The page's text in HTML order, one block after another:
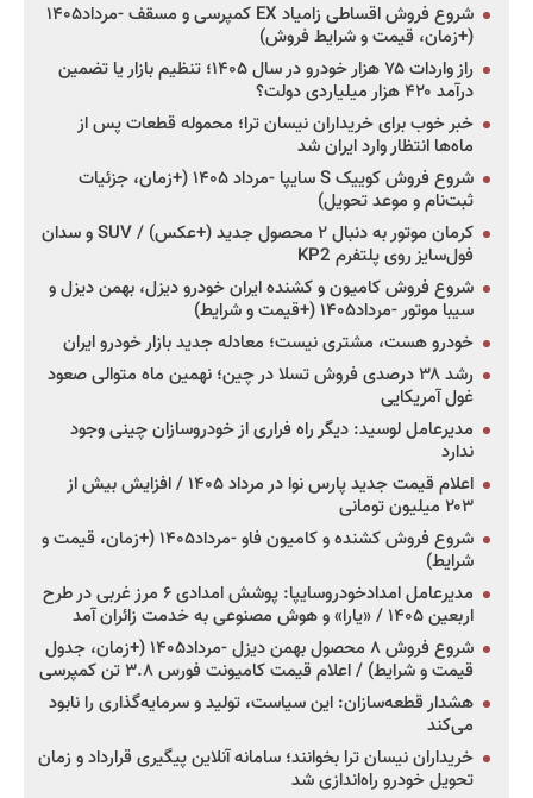
شروع فروش اقساطی زامیاد EX کمپرسی و مسقف -مرداد۱۴۰۵
(+زمان، قیمت و شرایط فروش)
راز واردات ۷۵ هزار خودرو در سال ۱۴۰۵؛ تنظیم بازار یا تضمین
درآمد ۴۲۰ هزار میلیاردی دولت؟
خبر خوب برای خریداران نیسان ترا؛ محموله قطعات پس از
ماه‌ها انتظار وارد ایران شد
شروع فروش کوییک S سایپا -مرداد ۱۴۰۵ (+زمان، جزئیات
ثبت‌نام و موعد تحویل)
کرمان موتور به دنبال ۲ محصول جدید (+عکس) / SUV و سدان
فول‌سایز روی پلتفرم KP2
شروع فروش کامیون و کشنده ایران خودرو دیزل، بهمن دیزل و
سیبا موتور -مرداد۱۴۰۵ (+قیمت و شرایط)
خودرو هست، مشتری نیست؛ معادله جدید بازار خودرو ایران
رشد ۳۸ درصدی فروش تسلا در چین؛ نهمین ماه متوالی صعود
غول آمریکایی
مدیرعامل لوسید: دیگر راه فراری از خودروسازان چینی وجود
ندارد
اعلام قیمت جدید پارس نوا در مرداد ۱۴۰۵ / افزایش بیش از
۲۰۳ میلیون تومانی
شروع فروش کشنده و کامیون فاو -مرداد۱۴۰۵ (+زمان، قیمت و
شرایط)
مدیرعامل امدادخودروسایپا: پوشش امدادی ۶ مرز غربی در طرح
اربعین ۱۴۰۵ / «یارا» و هوش مصنوعی به خدمت زائران آمد
شروع فروش ۸ محصول بهمن دیزل -مرداد۱۴۰۵ (+زمان، جدول
قیمت و شرایط) / اعلام قیمت کامیونت فورس ۳.۸ تن کمپرسی
هشدار قطعه‌سازان: این سیاست، تولید و سرمایه‌گذاری را نابود
می‌کند
خریداران نیسان ترا بخوانند؛ سامانه آنلاین پیگیری قرارداد و زمان
تحویل خودرو راه‌اندازی شد